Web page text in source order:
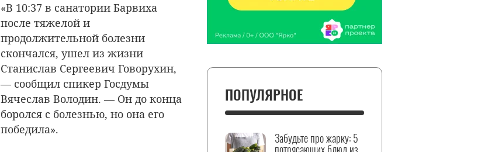
«В 10:37 в санатории Барвиха
после тяжелой и
продолжительной болезни
скончался, ушел из жизни
Станислав Сергеевич Говорухин,
— сообщил спикер Госдумы
Вячеслав Володин. — Он до конца
боролся с болезнью, но она его
победила».
ПОПУЛЯРНОЕ
Забудьте про жарку: 5